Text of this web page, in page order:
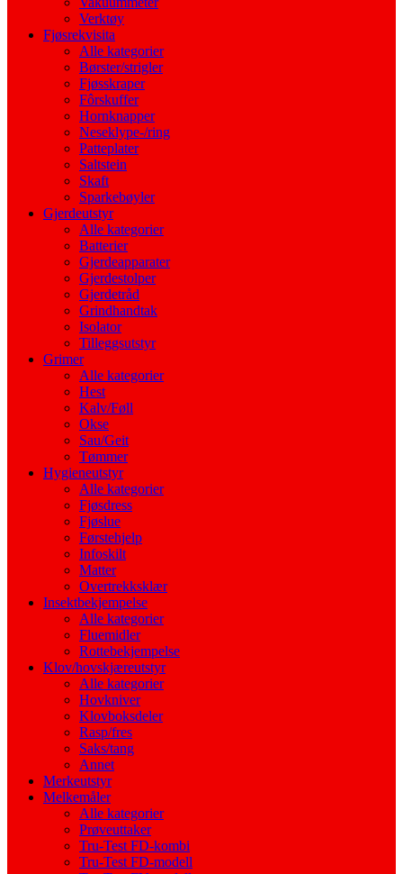
Verktøy
Fjøsrekvisita
Alle kategorier
Børster/strigler
Fjøsskraper
Fôrskuffer
Hornknapper
Neseklype-/ring
Patteplater
Saltstein
Skaft
Sparkebøyler
Gjerdeutstyr
Alle kategorier
Batterier
Gjerdeapparater
Gjerdestolper
Gjerdetråd
Grindhandtak
Isolator
Tilleggsutstyr
Grimer
Alle kategorier
Hest
Kalv/Føll
Okse
Sau/Geit
Tømmer
Hygieneutstyr
Alle kategorier
Fjøsdress
Fjøslue
Førstehjelp
Infoskilt
Matter
Overtrekksklær
Insektbekjempelse
Alle kategorier
Fluemidler
Rottebekjempelse
Klov/hovskjæreutstyr
Alle kategorier
Hovkniver
Klovboksdeler
Rasp/fres
Saks/tang
Annet
Merkeutstyr
Melkemåler
Alle kategorier
Prøveuttaker
Tru-Test FD-kombi
Tru-Test FD-modell